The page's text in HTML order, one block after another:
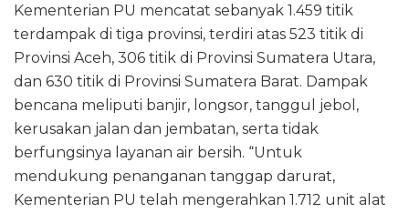
Kementerian PU mencatat sebanyak 1.459 titik
terdampak di tiga provinsi, terdiri atas 523 titik di
Provinsi Aceh, 306 titik di Provinsi Sumatera Utara,
dan 630 titik di Provinsi Sumatera Barat. Dampak
bencana meliputi banjir, longsor, tanggul jebol,
kerusakan jalan dan jembatan, serta tidak
berfungsinya layanan air bersih. “Untuk
mendukung penanganan tanggap darurat,
Kementerian PU telah mengerahkan 1.712 unit alat